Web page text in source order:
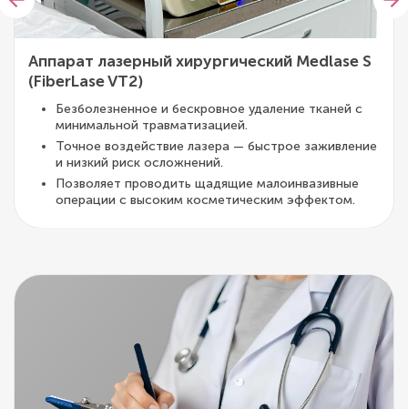
Аппарат лазерный хирургический Medlase S
(FiberLase VT2)
Безболезненное и бескровное удаление тканей с
минимальной травматизацией.
Точное воздействие лазера — быстрое заживление
и низкий риск осложнений.
Позволяет проводить щадящие малоинвазивные
операции с высоким косметическим эффектом.